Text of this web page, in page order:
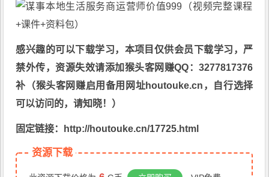
感兴趣的可以下载学习，本项目仅供会员下载学习，严
禁外传，资源失效请添加猴头客网赚QQ：3277817376
补（猴头客网赚启用备用网址houtouke.cn，自行选择
可以访问的，请知晓！）
固定链接：http://houtouke.cn/17725.html
资源下载